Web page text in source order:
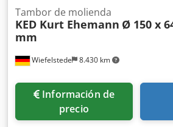
Wiefelstede 8.430 km
Tambor de molienda
KED Kurt Ehemann Ø 150 x
mm
Información de
precio